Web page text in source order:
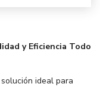
y Eficiencia Todo
ideal para